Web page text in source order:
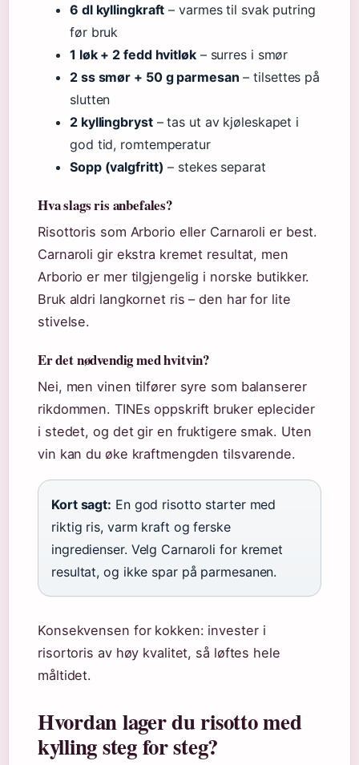
6 dl kyllingkraft – varmes til svak putring
før bruk
1 løk + 2 fedd hvitløk– surres i smør
2 ss smør + 50 g parmesan – tilsettes på
slutten
2 kyllingbryst– tas ut av kjøleskapet i
god tid, romtemperatur
Sopp (valgfritt) – stekes separat
Hva slags ris anbefales?
Risottoris som Arborio eller Carnaroli er best.
Carnaroli gir ekstra kremet resultat, men
Arborio er mer tilgjengelig i norske butikker.
Bruk aldri langkornet ris – den har for lite
stivelse.
Er det nødvendig med hvitvin?
Nei, men vinen tilfører syre som balanserer
rikdommen. TINEs oppskrift bruker eplecider
i stedet, og det gir en fruktigere smak. Uten
vin kan du øke kraftmengden tilsvarende.
Kort sagt: En god risotto starter med
riktig ris, varm kraft og ferske
ingredienser. Velg Carnaroli for kremet
resultat, og ikke spar på parmesanen.
Konsekvensen for kokken: invester i
risortoris av høy kvalitet, så løftes hele
måltidet.
Hvordan lager du risotto med
kylling steg for steg?